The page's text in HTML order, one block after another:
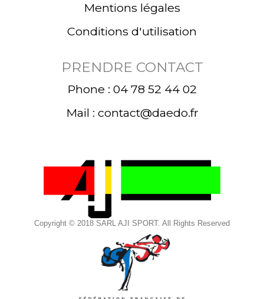
Mentions légales
Conditions d'utilisation
PRENDRE CONTACT
Phone : 04 78 52 44 02
Mail : contact@daedo.fr
Copyright © 2018 SARL AJI SPORT. All Rights Reserved